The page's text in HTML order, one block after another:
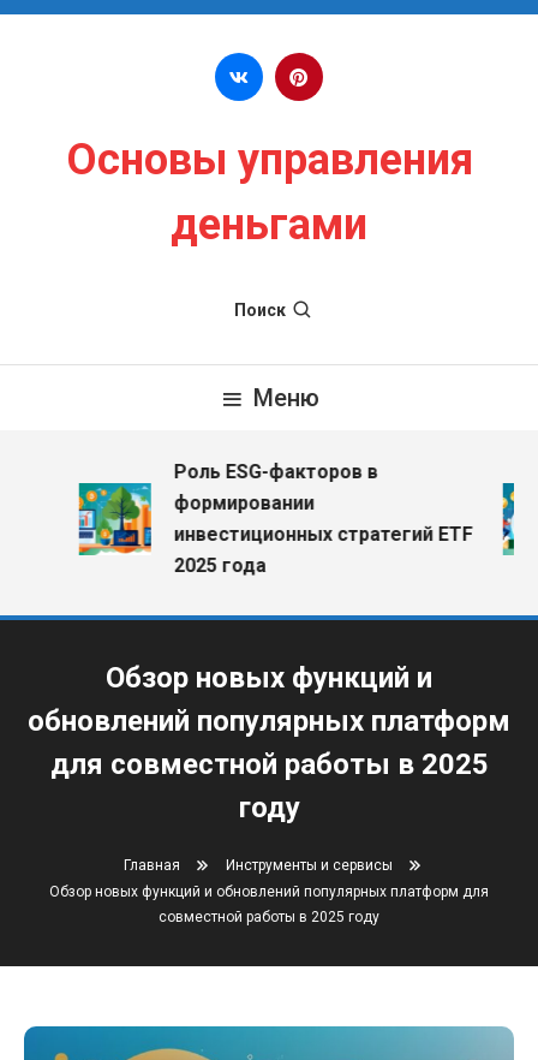
Перейти к содержимому
Основы управления
деньгами
Поиск
Меню
Роль ESG-факторов в
формировании
инвестиционных стратегий ETF
2025 года
Обзор новых функций и
обновлений популярных платформ
для совместной работы в 2025
году
Главная
Инструменты и сервисы
Обзор новых функций и обновлений популярных платформ для
совместной работы в 2025 году